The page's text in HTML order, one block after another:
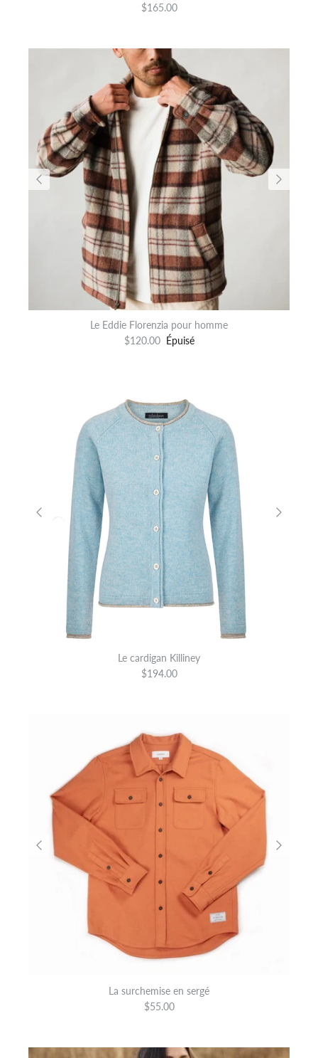
$165.00
Le Eddie Florenzia pour homme
$120.00 Épuisé
Le cardigan Killiney
$194.00
La surchemise en sergé
$55.00